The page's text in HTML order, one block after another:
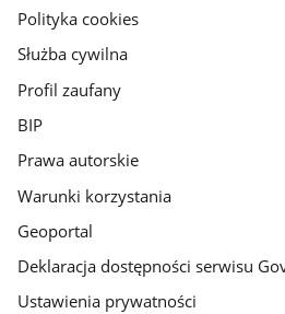
gov.pl
Polityka cookies
Służba cywilna
Profil zaufany
BIP
Prawa autorskie
Warunki korzystania
Geoportal
Deklaracja dostępności serwisu
Ustawienia prywatności